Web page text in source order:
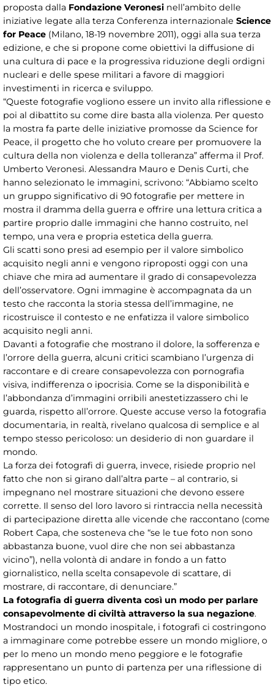
proposta dalla Fondazione Veronesi nell’ambito delle
iniziative legate alla terza Conferenza internazionale Science
for Peace (Milano, 18-19 novembre 2011), oggi alla sua terza
edizione, e che si propone come obiettivi la diffusione di
una cultura di pace e la progressiva riduzione degli ordigni
nucleari e delle spese militari a favore di maggiori
investimenti in ricerca e sviluppo.
“Queste fotografie vogliono essere un invito alla riflessione e
poi al dibattito su come dire basta alla violenza. Per questo
la mostra fa parte delle iniziative promosse da Science for
Peace, il progetto che ho voluto creare per promuovere la
cultura della non violenza e della tolleranza” afferma il Prof.
Umberto Veronesi. Alessandra Mauro e Denis Curti, che
hanno selezionato le immagini, scrivono: “Abbiamo scelto
un gruppo significativo di 90 fotografie per mettere in
mostra il dramma della guerra e offrire una lettura critica a
partire proprio dalle immagini che hanno costruito, nel
tempo, una vera e propria estetica della guerra.
Gli scatti sono presi ad esempio per il valore simbolico
acquisito negli anni e vengono riproposti oggi con una
chiave che mira ad aumentare il grado di consapevolezza
dell’osservatore. Ogni immagine è accompagnata da un
testo che racconta la storia stessa dell’immagine, ne
ricostruisce il contesto e ne enfatizza il valore simbolico
acquisito negli anni.
Davanti a fotografie che mostrano il dolore, la sofferenza e
l’orrore della guerra, alcuni critici scambiano l’urgenza di
raccontare e di creare consapevolezza con pornografia
visiva, indifferenza o ipocrisia. Come se la disponibilità e
l’abbondanza d’immagini orribili anestetizzassero chi le
guarda, rispetto all’orrore. Queste accuse verso la fotografia
documentaria, in realtà, rivelano qualcosa di semplice e al
tempo stesso pericoloso: un desiderio di non guardare il
mondo.
La forza dei fotografi di guerra, invece, risiede proprio nel
fatto che non si girano dall’altra parte – al contrario, si
impegnano nel mostrare situazioni che devono essere
corrette. Il senso del loro lavoro si rintraccia nella necessità
di partecipazione diretta alle vicende che raccontano (come
Robert Capa, che sosteneva che “se le tue foto non sono
abbastanza buone, vuol dire che non sei abbastanza
vicino”), nella volontà di andare in fondo a un fatto
giornalistico, nella scelta consapevole di scattare, di
mostrare, di raccontare, di denunciare.”
La fotografia di guerra diventa così un modo per parlare
consapevolmente di civiltà attraverso la sua negazione.
Mostrandoci un mondo inospitale, i fotografi ci costringono
a immaginare come potrebbe essere un mondo migliore, o
per lo meno un mondo meno peggiore e le fotografie
rappresentano un punto di partenza per una riflessione di
tipo etico.